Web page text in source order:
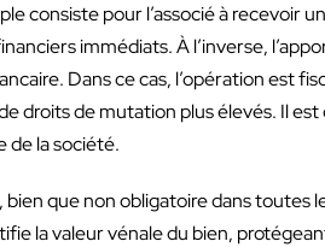
pour l’associé à recevoir
immédiats. À l’inverse,
Dans ce cas, l’opération est
droits de mutation plus élevés. Il
de la société.
que non obligatoire dans toutes
la valeur vénale du bien,